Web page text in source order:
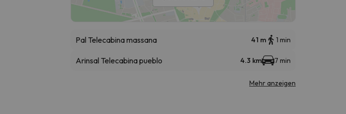
Pal Telecabina massana 41 m 1 min
Arinsal Telecabina pueblo 4.3 km 7 min
Mehr anzeigen